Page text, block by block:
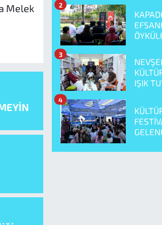
Melek
2
IŞIK
3
4